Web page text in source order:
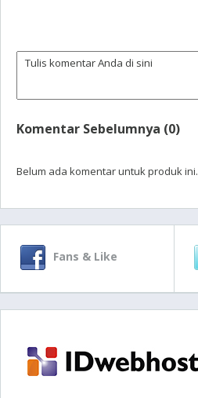
Komentar Sebelumnya (0)
Belum ada komentar untuk produk ini.
Fans & Like